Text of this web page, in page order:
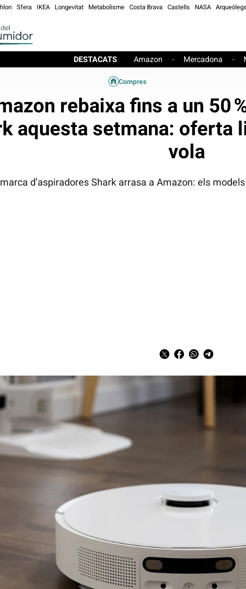
Sfera IKEA Longevitat Metabolisme Costa Brava Castells NASA Arqueòlegs
DESTACATS Amazon · Mercadona ·
Compres
rebaixa fins a un 50
aquesta setmana: oferta
vola
d’aspiradores Shark arrasa a Amazon: els